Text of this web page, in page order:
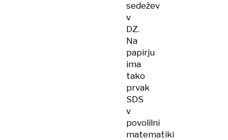
sedežev
v
DZ.
Na
papirju
ima
tako
prvak
SDS
v
povolilni
matematiki